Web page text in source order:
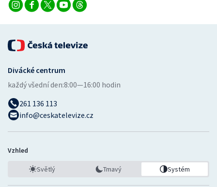
Ostatní
Divácké centrum
každý všední den:8:00—16:00 hodin
261 136 113
info@ceskatelevize.cz
Vzhled
Světlý Tmavý Systém